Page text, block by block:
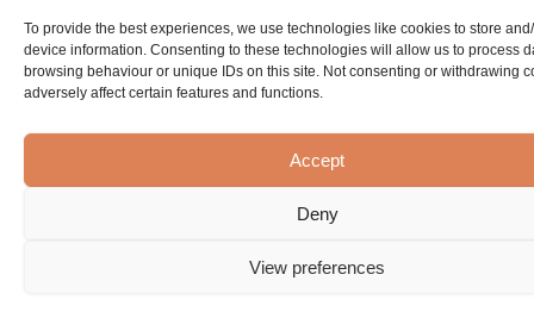
To provide the best experiences, we use technologies like cookies to store
device information. Consenting to these technologies will allow us to process
browsing behaviour or unique IDs on this site. Not consenting or withdrawing
adversely affect certain features and functions.
Accept
Deny
View preferences